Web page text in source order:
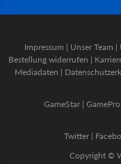
Impressum | Unser Team |
Bestellung widerrufen |
Mediadaten |
GameStar| GamePro
Twitter |
Copyright ©